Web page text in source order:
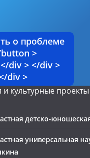
о проблеме
>
div > </div >
div >
и культурные проекты
детско-
универсальная